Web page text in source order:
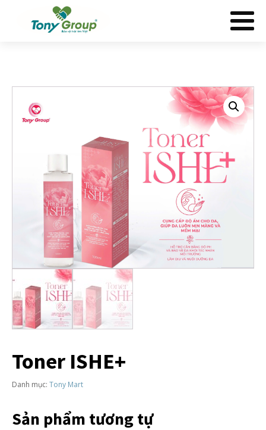
Toner ISHE+
Danh mục: Tony Mart
Sản phẩm tương tự